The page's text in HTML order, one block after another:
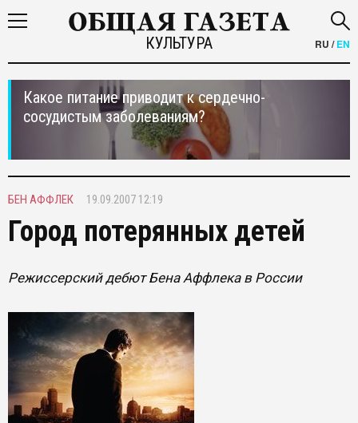
КУЛЬТУРА RU /EN
Какое питание приводит к сердечно-
сосудистым заболеваниям?
БЕН АФФЛЕК 19.09.2007 12:19
Город потерянных детей
Режиссерский дебют Бена Аффлека в России